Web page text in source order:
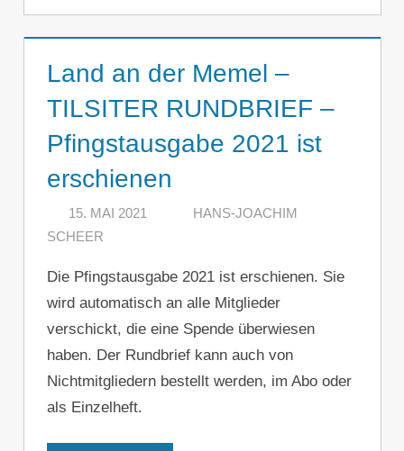
Land an der Memel –
TILSITER RUNDBRIEF –
Pfingstausgabe 2021 ist
erschienen
15. MAI 2021
HANS-JOACHIM
SCHEER
Die Pfingstausgabe 2021 ist erschienen. Sie
wird automatisch an alle Mitglieder
verschickt, die eine Spende überwiesen
haben. Der Rundbrief kann auch von
Nichtmitgliedern bestellt werden, im Abo oder
als Einzelheft.